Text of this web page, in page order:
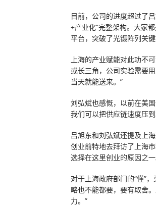
目前，公司的进度超过了
+产业化”完整架构。大家
平台，突破了光镊阵列关
上海的产业赋能对此功不
或长三角，公司实验需要
当天就能送来。”
刘弘斌也感慨，以前在美
我们可以把供应链速度压
吕旭东和刘弘斌还提及上
创业前特地去拜访了上海
选择在这里创业的原因之一
对于上海政府部门的“懂”
略也不能都要，要有取舍
力。”